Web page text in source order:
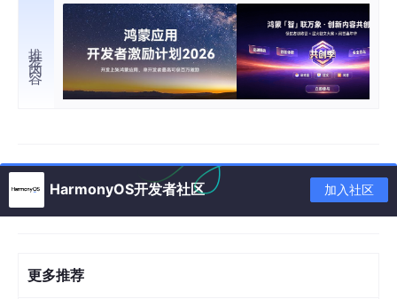
推荐内容
HarmonyOS开发者社区 加入社区
更多推荐